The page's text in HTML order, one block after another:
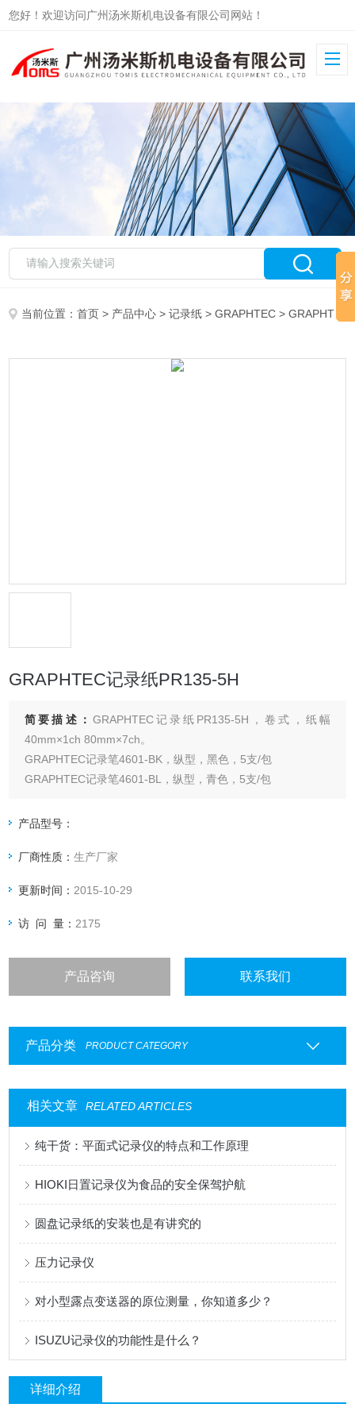
您好！欢迎访问广州汤米斯机电设备有限公司网站！
当前位置：首页 > 产品中心 >记录纸 >GRAPHTEC > GRAPHTEC记录纸PR135-5H
GRAPHTEC记录纸PR135-5H
简要描述： GRAPHTEC记录纸PR135-5H，卷式，纸幅
40mm×1ch 80mm×7ch。
GRAPHTEC记录笔4601-BK，纵型，黑色，5支/包
GRAPHTEC记录笔4601-BL，纵型，青色，5支/包
GRAPHTEC记录笔701R，横型，赤色，5支/包
产品型号：
厂商性质：生产厂家
更新时间： 2015-10-29
访 问 量： 2175
产品咨询 联系我们
产品分类 PRODUCT CATEGORY
相关文章 RELATED ARTICLES
纯干货：平面式记录仪的特点和工作原理
HIOKI日置记录仪为食品的安全保驾护航
圆盘记录纸的安装也是有讲究的
压力记录仪
对小型露点变送器的原位测量，你知道多少？
ISUZU记录仪的功能性是什么？
详细介绍